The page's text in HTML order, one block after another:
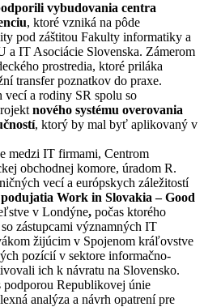
vybudovania centra
, ktoré vzniká na pôde
pod záštitou Fakulty informatiky a
a IT Asociácie Slovenska. Zámerom
prostredia, ktoré priláka
transfer poznatkov do praxe.
vecí a rodiny SR spolu so
nového systému overovania
, ktorý by mal byť aplikovaný v
medzi IT firmami, Centrom
obchodnej komore, úradom R.
vecí a európskych záležitostí
podujatia Work in Slovakia – Good
v Londýne, počas ktorého
zástupcami významných IT
žijúcim v Spojenom kráľovstve
pozícií v sektore informačno-
ich k návratu na Slovensko.
Republikovej únie
analýza a návrh opatrení pre